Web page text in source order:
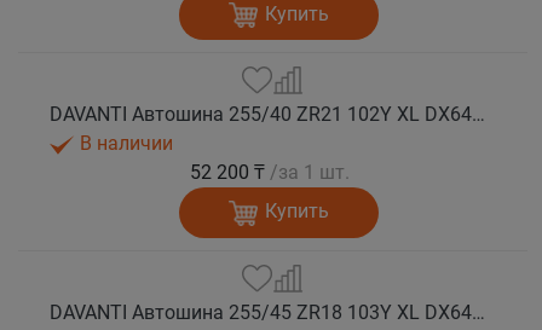
Купить
DAVANTI Автошина 255/40 ZR21 102Y XL DX640 RPR лето
В наличии
52 200 ₸ /за 1 шт.
Купить
DAVANTI Автошина 255/45 ZR18 103Y XL DX640 RPR лето (Таиланд)